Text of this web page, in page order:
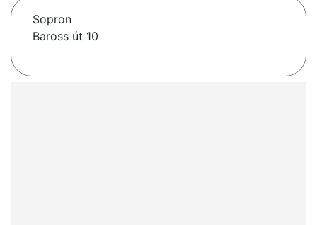
Sopron
Baross út 10